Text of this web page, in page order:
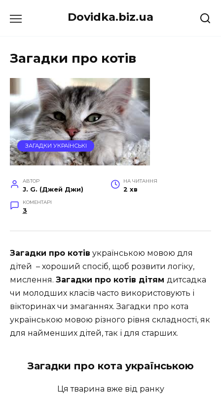
до
Dovidka.biz.ua
Загадки про котів
ЗАГАДКИ УКРАЇНСЬКІ
АВТОР
J. G. (Джей Джи)
НА ЧИТАННЯ
2 хв
КОМЕНТАРІ
3
Загадки про котів українською мовою для
дітей – хороший спосіб, щоб розвити логіку,
мислення. Загадки про котів дітям дитсадка
чи молодших класів часто використовують і
вікторинах чи змаганнях. Загадки про кота
українською мовою різного рівня складності, як
для найменших дітей, так і для старших.
Загадки про кота українською
Ця тварина вже від ранку